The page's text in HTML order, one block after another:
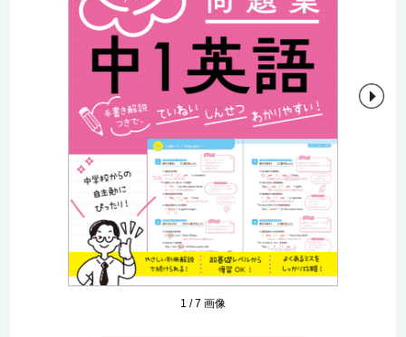
1 /7 画像